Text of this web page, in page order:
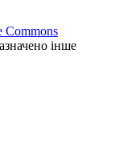
Commons
інше